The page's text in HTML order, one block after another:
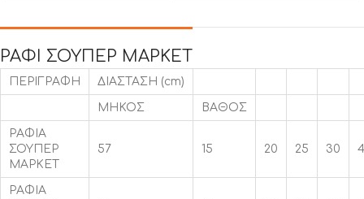
ΡΑΦΙ ΣΟΥΠΕΡ ΜΑΡΚΕΤ
ΠΕΡΙΓΡΑΦΗ ΔΙΑΣΤΑΣΗ (cm)
ΜΗΚΟΣ ΒΑΘΟΣ
ΡΑΦΙΑ
ΣΟΥΠΕΡ
ΜΑΡΚΕΤ
57 15 20 25 30
ΡΑΦΙΑ